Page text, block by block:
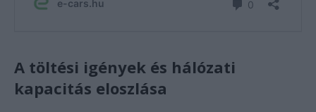
A töltési igények és hálózati
kapacitás eloszlása